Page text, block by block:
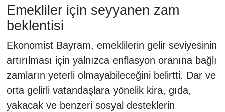
Emekliler için seyyanen zam
beklentisi
Ekonomist Bayram, emeklilerin gelir seviyesinin
artırılması için yalnızca enflasyon oranına bağlı
zamların yeterli olmayabileceğini belirtti. Dar ve
orta gelirli vatandaşlara yönelik kira, gıda,
yakacak ve benzeri sosyal desteklerin